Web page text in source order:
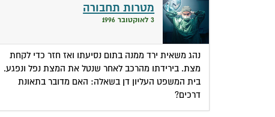
מטרות תחבורה
3 לאוקטובר 1996
נהג משאית ירד ממנה בתום נסיעתו ואז חזר כדי לקחת
מצת. בירידתו מהרכב לאחר שנטל את המצת נפל ונפגע.
בית המשפט העליון דן בשאלה: האם מדובר בתאונת
דרכים?